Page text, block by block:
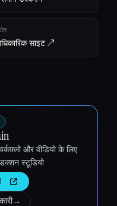
साइट ↗︎
और वीडियो के लिए
स्टूडियो
→